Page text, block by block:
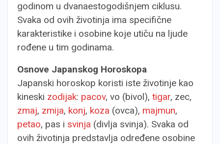
godinom u dvanaestogodišnjem ciklusu.
Svaka od ovih životinja ima specifične
karakteristike i osobine koje utiču na ljude
rođene u tim godinama.
Osnove Japanskog Horoskopa
Japanski horoskop koristi iste životinje kao
kineski zodijak: pacov, vo (bivol), tigar, zec,
zmaj, zmija, konj, koza (ovca), majmun,
petao, pas i svinja (divlja svinja). Svaka od
ovih životinja predstavlja određene osobine